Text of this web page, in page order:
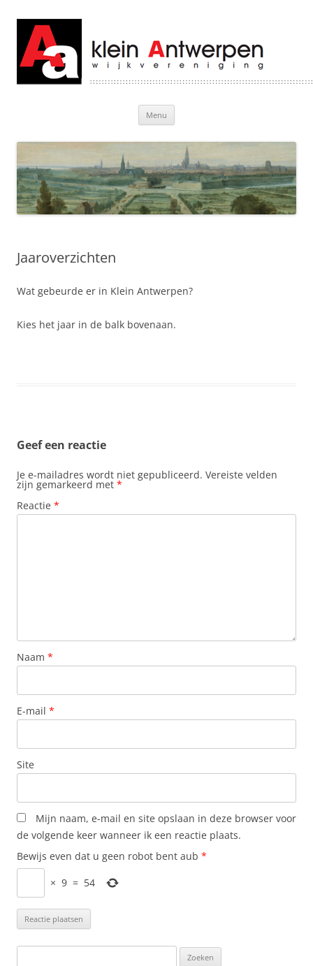
Menu
inhoud
Jaaroverzichten
Wat gebeurde er in Klein Antwerpen?
Kies het jaar in de balk bovenaan.
Geef een reactie
Je e-mailadres wordt niet gepubliceerd. Vereiste velden
zijn gemarkeerd met *
Reactie *
Naam *
E-mail *
Site
Mijn naam, e-mail en site opslaan in deze browser voor
de volgende keer wanneer ik een reactie plaats.
Bewijs even dat u geen robot bent aub *
× 9 = 54